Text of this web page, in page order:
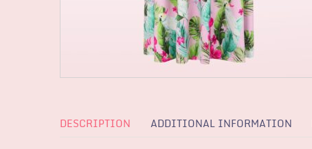
DESCRIPTION ADDITIONAL INFORMATION